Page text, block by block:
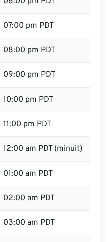
07:00 pm PDT
08:00 pm PDT
09:00 pm PDT
10:00 pm PDT
11:00 pm PDT
12:00 am PDT (minuit)
01:00 am PDT
02:00 am PDT
03:00 am PDT